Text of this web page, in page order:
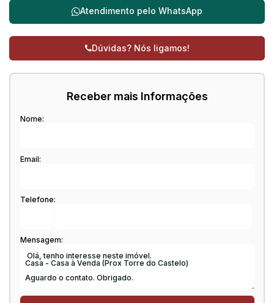
Atendimento pelo WhatsApp
Dúvidas? Nós ligamos!
Receber mais Informações
Nome:
Email:
Telefone:
Mensagem: